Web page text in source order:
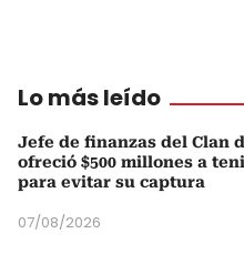
Lo más leído
Jefe de finanzas del Clan
ofreció $500 millones a
para evitar su captura
07/08/2026